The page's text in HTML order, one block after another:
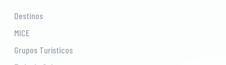
Destinos
MICE
Grupos Turísticos